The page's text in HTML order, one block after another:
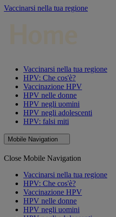
Vaccinarsi nella tua regione
Vaccinarsi nella tua regione
HPV: Che cos'è?
Vaccinazione HPV
HPV nelle donne
HPV negli uomini
HPV negli adolescenti
HPV: falsi miti
Mobile Navigation
Close Mobile Navigation
Vaccinarsi nella tua regione
HPV: Che cos'è?
Vaccinazione HPV
HPV nelle donne
HPV negli uomini